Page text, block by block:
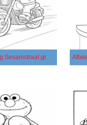
Afbeelding Sesamstraat gratis afdrukbaar